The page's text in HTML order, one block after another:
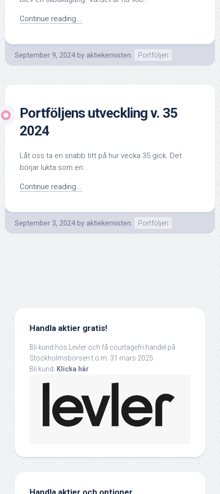
Continue reading...
September 9, 2024 by aktiekemisten Portföljen
Portföljens utveckling v. 35
2024
Låt oss ta en snabb titt på hur vecka 35 gick. Det
börjar lukta som en...
Continue reading...
September 3, 2024 by aktiekemisten Portföljen
Handla aktier gratis!
Bli kund hos Levler och få courtagefri handel på
Stockholmsbörsen t.o.m. 31 mars 2025.
Bli kund: Klicka här